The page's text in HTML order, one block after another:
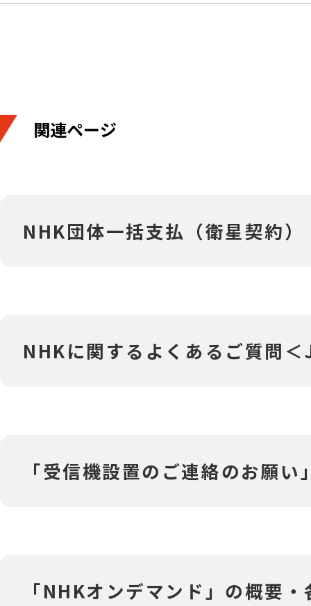
関連ページ
NHK団体一括支払（衛星契約）
‎NHKに関するよくあるご質問
「受信機設置のご連絡のお願
「NHKオンデマンド」の概要